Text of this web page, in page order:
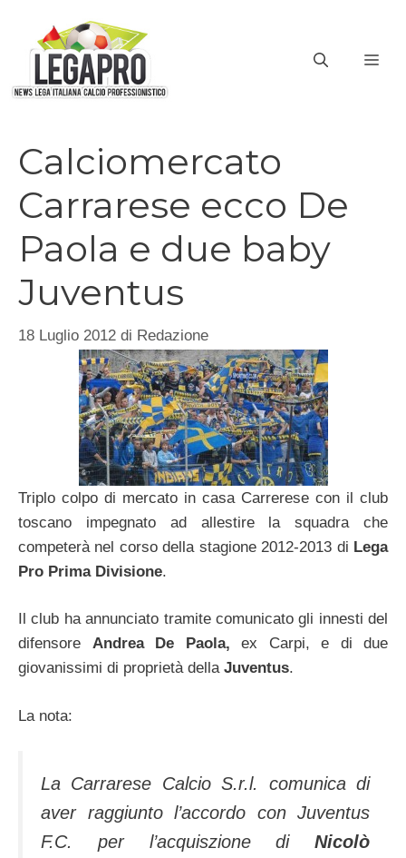
contenuto
Calciomercato
Carrarese ecco De
Paola e due baby
Juventus
18 Luglio 2012 di Redazione
Triplo colpo di mercato in casa Carrerese con il club
toscano impegnato ad allestire la squadra che
competerà nel corso della stagione 2012-2013 di Lega
Pro Prima Divisione.
Il club ha annunciato tramite comunicato gli innesti del
difensore Andrea De Paola, ex Carpi, e di due
giovanissimi di proprietà della Juventus.
La nota:
La Carrarese Calcio S.r.l. comunica di
aver raggiunto l’accordo con Juventus
F.C. per l’acquiszione di Nicolò